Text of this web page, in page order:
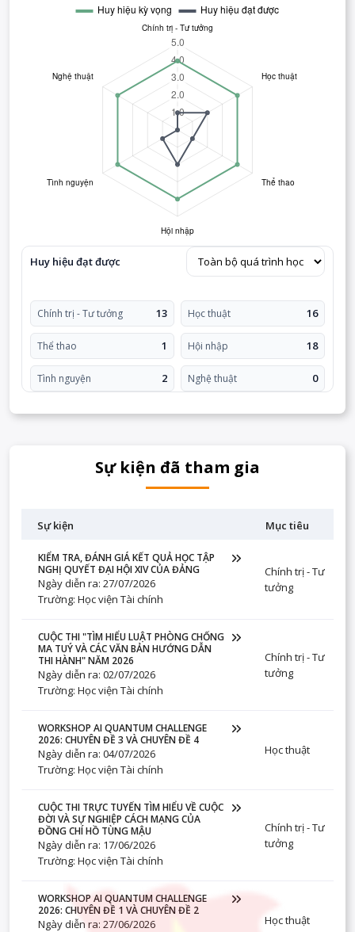
Huy hiệu đạt được
Chính trị - Tư tưởng 13 Học thuật 16
Thể thao 1 Hội nhập 18
Tình nguyện 2 Nghệ thuật 0
Sự kiện đã tham gia
Sự kiện Mục tiêu
KIỂM TRA, ĐÁNH GIÁ KẾT QUẢ HỌC TẬP
NGHỊ QUYẾT ĐẠI HỘI XIV CỦA ĐẢNG
Ngày diễn ra: 27/07/2026
Trường: Học viện Tài chính
Chính trị - Tư
tưởng
CUỘC THI "TÌM HIỂU LUẬT PHÒNG CHỐNG
MA TUÝ VÀ CÁC VĂN BẢN HƯỚNG DẪN
THI HÀNH" NĂM 2026
Ngày diễn ra: 02/07/2026
Trường: Học viện Tài chính
Chính trị - Tư
tưởng
WORKSHOP AI QUANTUM CHALLENGE
2026: CHUYÊN ĐỀ 3 VÀ CHUYÊN ĐỀ 4
Ngày diễn ra: 04/07/2026
Trường: Học viện Tài chính
Học thuật
CUỘC THI TRỰC TUYẾN TÌM HIỂU VỀ CUỘC
ĐỜI VÀ SỰ NGHIỆP CÁCH MẠNG CỦA
ĐỒNG CHÍ HỒ TÙNG MẬU
Ngày diễn ra: 17/06/2026
Trường: Học viện Tài chính
Chính trị - Tư
tưởng
WORKSHOP AI QUANTUM CHALLENGE
2026: CHUYÊN ĐỀ 1 VÀ CHUYÊN ĐỀ 2
Ngày diễn ra: 27/06/2026
Học thuật